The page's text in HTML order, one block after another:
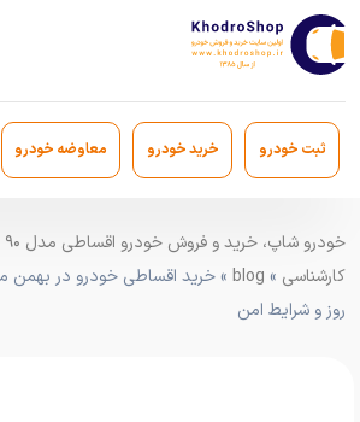
ثبت خودرو خرید خودرو معاوضه خودرو
کارشناسی »
blog » خرید اقساطی خودرو در بهمن
روز و شرایط امن